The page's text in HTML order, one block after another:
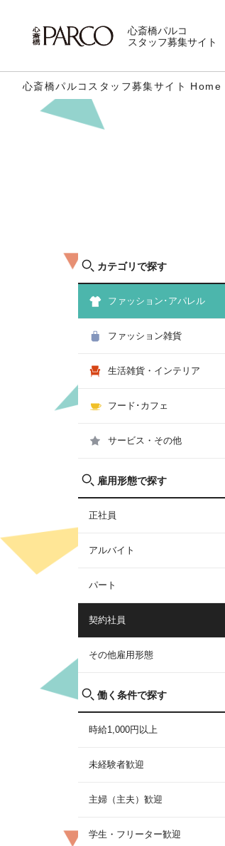
心斎橋パルコ
スタッフ募集サイト
心斎橋パルコスタッフ募集サイト Home
カテゴリで探す
ファッション･アパレル
ファッション雑貨
生活雑貨・インテリア
フード･カフェ
サービス・その他
雇用形態で探す
正社員
アルバイト
パート
契約社員
その他雇用形態
働く条件で探す
時給1,000円以上
未経験者歓迎
主婦（主夫）歓迎
学生・フリーター歓迎